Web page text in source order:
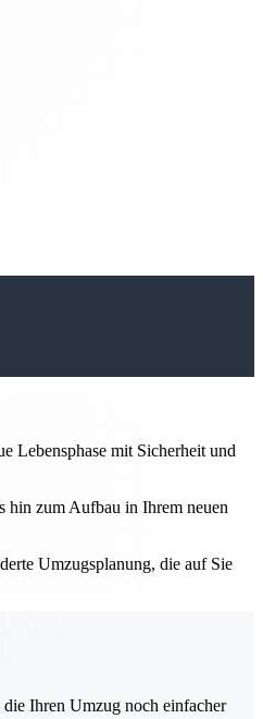
Lebensphase mit Sicherheit und
hin zum Aufbau in Ihrem neuen
Umzugsplanung, die auf Sie
Ihren Umzug noch einfacher